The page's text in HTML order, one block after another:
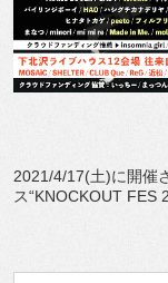
2021/4/17(土)に開催
ス“KNOCKOUT FES